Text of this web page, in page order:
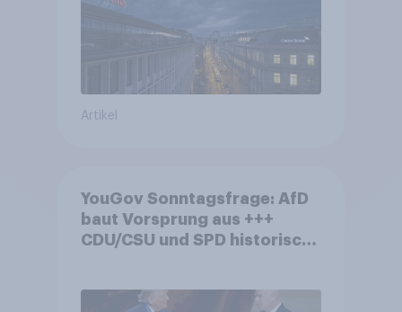
Artikel
YouGov Sonntagsfrage: AfD
baut Vorsprung aus +++
CDU/CSU und SPD historisch
Fußball-WM ohne Politik